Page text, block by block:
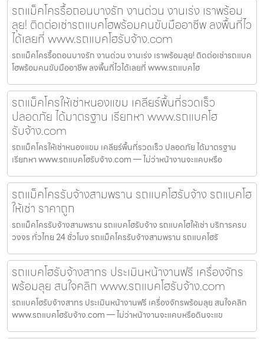
รถแม็คโครรื้อถอนบางรัก งานด่วน งานเร่ง เราพร้อม
ลุย! ติดต่อเช่ารถแบคโฮพร้อมคนขับมืออาชีพ ลงพื้นที่ไว
ได้เลยที่ www.รถแบคโฮรับจ้าง.com
รถแม็คโครรื้อถอนบางรัก งานด่วน งานเร่ง เราพร้อมลุย! ติดต่อเช่ารถแบค
โฮพร้อมคนขับมืออาชีพ ลงพื้นที่ไวได้เลยที่ www.รถแบคโฮ
รถแม็คโครให้เช่าหนองแขม เคลียร์พื้นที่รวดเร็ว
ปลอดภัย ได้มาตรฐาน เรียกหา www.รถแบคโฮ
รับจ้าง.com
รถแม็คโครให้เช่าหนองแขม เคลียร์พื้นที่รวดเร็ว ปลอดภัย ได้มาตรฐาน
เรียกหา www.รถแบคโฮรับจ้าง.com — ไม่ว่าหน้างานจะแคบหรือ
รถแม็คโครรับจ้างสามพราน รถแบคโฮรับจ้าง รถแบคโฮ
ให้เช่า ราคาถูก
รถแม็คโครรับจ้างสามพราน รถแบคโฮรับจ้าง รถแบคโฮให้เช่า บริการครบ
วงจร ทั่วไทย 24 ชั่วโมง รถแม็คโครรับจ้างสามพราน รถแบคโฮรั
รถแบคโฮรับจ้างสาทร ประเมินหน้างานฟรี เครื่องจักร
พร้อมลุย สนใจคลิก www.รถแบคโฮรับจ้าง.com
รถแบคโฮรับจ้างสาทร ประเมินหน้างานฟรี เครื่องจักรพร้อมลุย สนใจคลิก
www.รถแบคโฮรับจ้าง.com — ไม่ว่าหน้างานจะแคบหรือดินจะแข